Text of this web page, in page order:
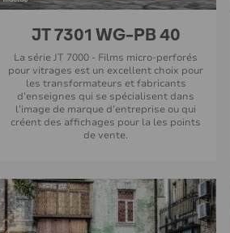
JT 7301 WG-PB 40
La série JT 7000 - Films micro-perforés
pour vitrages est un excellent choix pour
les transformateurs et fabricants
d’enseignes qui se spécialisent dans
l’image de marque d’entreprise ou qui
créent des affichages pour la les points
de vente.